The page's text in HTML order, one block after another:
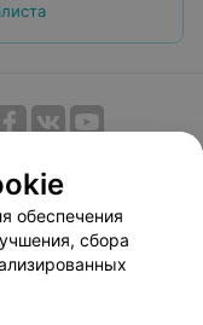
договор
Способы оплаты
обеспечения
сбора